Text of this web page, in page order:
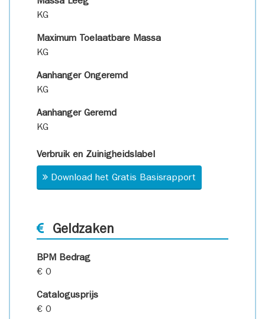
KG
Maximum Toelaatbare Massa
KG
Aanhanger Ongeremd
KG
Aanhanger Geremd
KG
Verbruik en Zuinigheidslabel
Download het Gratis Basisrapport
Geldzaken
BPM Bedrag
€ 0
Catalogusprijs
€ 0